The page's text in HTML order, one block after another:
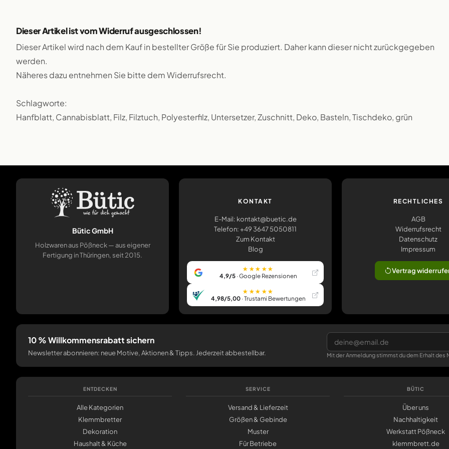
Dieser Artikel ist vom Widerruf ausgeschlossen!
Dieser Artikel wird nach dem Kauf in bestellter Größe für Sie produziert. Daher kann dieser nicht zurückgegeben
werden.
Näheres dazu entnehmen Sie bitte dem Widerrufsrecht.
Schlagworte:
Hanfblatt, Cannabisblatt, Filz, Filztuch, Polyesterfilz, Untersetzer, Zuschnitt, Deko, Basteln, Tischdeko, grün
Bütic GmbH
Holzwaren aus Pößneck — aus eigener
Fertigung in Thüringen, seit 2015.
KONTAKT
E-Mail: kontakt@buetic.de
Telefon: +49 3647 5050811
Zum Kontakt
Blog
★★★★★
4,9/5 · Google Rezensionen
★★★★★
4,98/5,00 · Trustami Bewertungen
RECHTLICHES
AGB
Widerrufsrecht
Datenschutz
Impressum
Vertrag
10 % Willkommensrabatt sichern
Newsletter abonnieren: neue Motive, Aktionen & Tipps. Jederzeit abbestellbar. Mit der Anmeldung stimmst du dem Erhalt
ENTDECKEN
Alle Kategorien
Klemmbretter
Dekoration
Haushalt & Küche
SERVICE
Versand & Lieferzeit
Größen & Gebinde
Muster
Für Betriebe
BÜTIC
Über uns
Nachhaltigkeit
Werkstatt Pößneck
klemmbrett.de